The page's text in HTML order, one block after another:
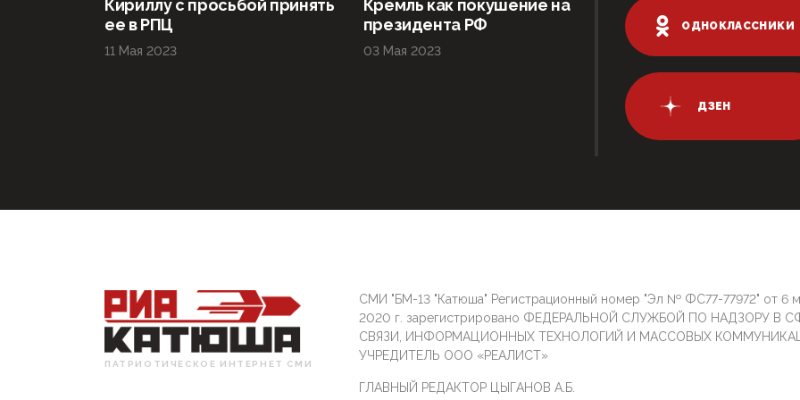
Кириллу с просьбой принять
ее в РПЦ
11 Мая 2023
Кремль как покушение на
президента РФ
03 Мая 2023
ОДНОКЛАССНИКИ
ДЗЕН
ПАТРИОТИЧЕСКОЕ ИНТЕРНЕТ СМИ
СМИ "БМ-13 "Катюша" Регистрационный номер "Эл № ФС77-77972" от 6
2020 г. зарегистрировано ФЕДЕРАЛЬНОЙ СЛУЖБОЙ ПО НАДЗОРУ В
СВЯЗИ, ИНФОРМАЦИОННЫХ ТЕХНОЛОГИЙ И МАССОВЫХ
УЧРЕДИТЕЛЬ ООО «РЕАЛИСТ»
ГЛАВНЫЙ РЕДАКТОР ЦЫГАНОВ А.Б.